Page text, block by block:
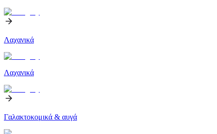
Λαχανικά
Λαχανικά
Γαλακτοκομικά & αυγά